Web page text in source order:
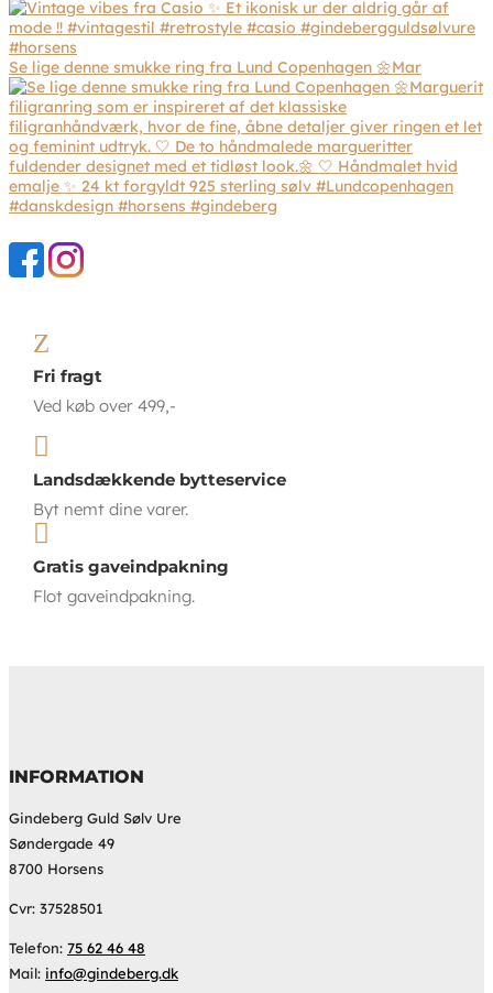
Se lige denne smukke ring fra Lund Copenhagen 🌼Mar
Z
Fri fragt
Ved køb over 499,-

Landsdækkende bytteservice
Byt nemt dine varer.

Gratis gaveindpakning
Flot gaveindpakning.
INFORMATION
Gindeberg Guld Sølv Ure
Søndergade 49
8700 Horsens
Cvr: 37528501
Telefon: 75 62 46 48
Mail: info@gindeberg.dk